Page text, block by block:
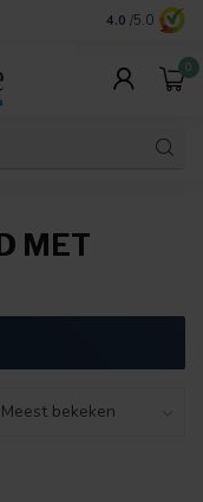
Veilige
4.0 /5.0
0
MET